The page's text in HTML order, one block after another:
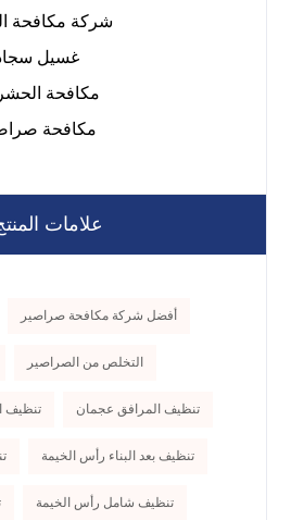
شركة مكافحة
غسيل
مكافحة
مكافحة
علامات
أفضل شركة مكافحة صراصير
التخلص من الصراصير
تنظيف المرافق عجمان تنظيف
تنظيف بعد البناء رأس الخيمة
تنظيف شامل رأس الخيمة